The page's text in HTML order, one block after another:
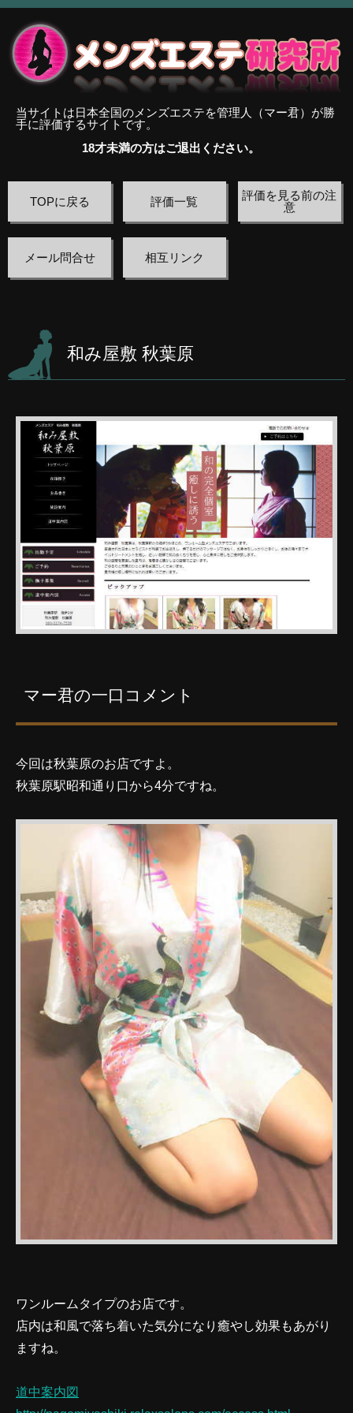
当サイトは日本全国のメンズエステを管理人（マー君）が勝
手に評価するサイトです。
18才未満の方はご退出ください。
TOPに戻る 評価一覧
評価を見る前の注
意
メール問合せ 相互リンク
和み屋敷 秋葉原
マー君の一口コメント
今回は秋葉原のお店ですよ。
秋葉原駅昭和通り口から4分ですね。
ワンルームタイプのお店です。
店内は和風で落ち着いた気分になり癒やし効果もあがり
ますね。
道中案内図